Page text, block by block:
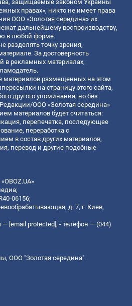
защищаемые законом Украины
правах», никто не имеет права
ООО «Золотая середина» их
дальнейшему воспроизводству,
в любой форме.
разделять точку зрения,
За достоверность
рекламных материалах,
материалов размещенных на этом
на страницу этого сайта,
другого упоминания, но без
ООО «Золотая середина»
материалов будет считаться:
перепечатка, последующее
переработка с
в состав других материалов,
перевод и другие подобные
06156;
д. 7, г. Киев,
— [email protected]; - телефон — (044)
ООО "Золотая середина".